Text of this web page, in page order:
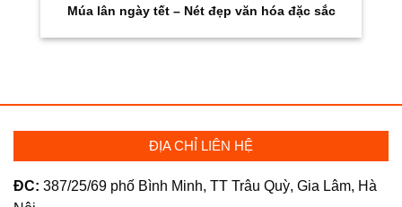
Múa lân ngày tết – Nét đẹp văn hóa đặc sắc
ĐỊA CHỈ LIÊN HỆ
ĐC: 387/25/69 phố Bình Minh, TT Trâu Quỳ, Gia Lâm, Hà